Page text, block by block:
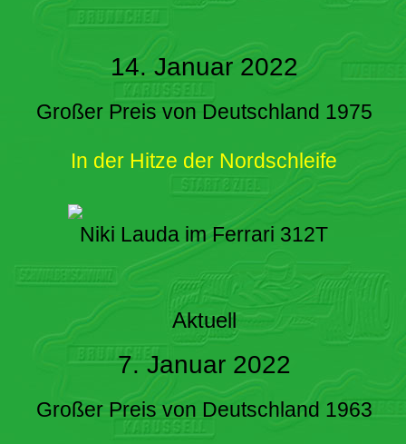
14. Januar 2022
Großer Preis von Deutschland 1975
In der Hitze der Nordschleife
Niki Lauda im Ferrari 312T
Aktuell
7. Januar 2022
Großer Preis von Deutschland 1963